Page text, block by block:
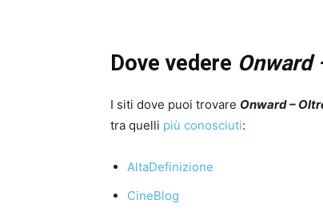
Dove vedere Onward
I siti dove puoi trovare Onward –
tra quelli più conosciuti:
AltaDefinizione
CineBlog